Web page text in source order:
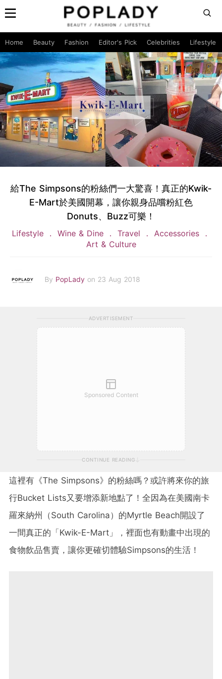
Home Beauty Fashion Editor's Pick Celebrities Lifestyle
給The Simpsons的粉絲們一大驚喜！真正的Kwik-
E-Mart於美國開幕，讓你親身品嚐粉紅色
Donuts、Buzz可樂！
Lifestyle Wine & Dine Travel
Accessories
Art & Culture
By PopLady on 23 Aug 2018
ADVERTISEMENT
Sponsored Content
CONTINUE READING
這裡有《The Simpsons》的粉絲嗎？或許將來你的旅
行Bucket Lists又要增添新地點了！全因為在美國南卡
羅來納州（South Carolina）的Myrtle Beach開設了
一間真正的「Kwik-E-Mart」，裡面也有動畫中出現的
食物飲品售賣，讓你更確切體驗Simpsons的生活！